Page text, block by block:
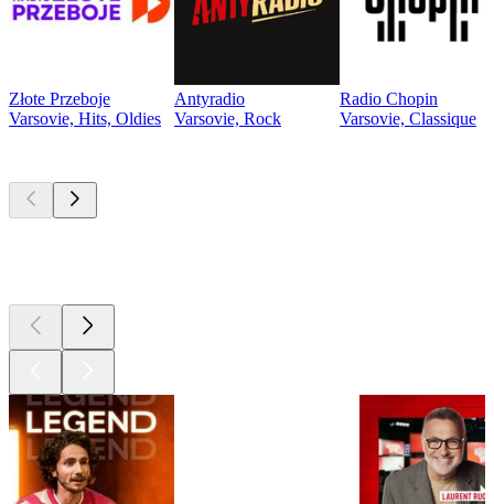
Złote Przeboje
Varsovie, Hits, Oldies
Antyradio
Varsovie, Rock
Radio Chopin
Varsovie, Classique